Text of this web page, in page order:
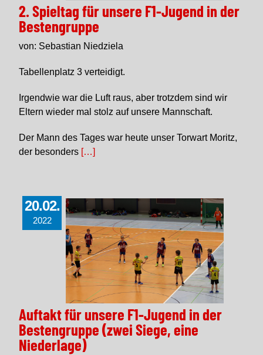
2. Spieltag für unsere F1-Jugend in der
Bestengruppe
von: Sebastian Niedziela
Tabellenplatz 3 verteidigt.
Irgendwie war die Luft raus, aber trotzdem sind wir
Eltern wieder mal stolz auf unsere Mannschaft.
Der Mann des Tages war heute unser Torwart Moritz,
der besonders […]
20.02.
2022
Auftakt für unsere F1-Jugend in der
Bestengruppe (zwei Siege, eine
Niederlage)